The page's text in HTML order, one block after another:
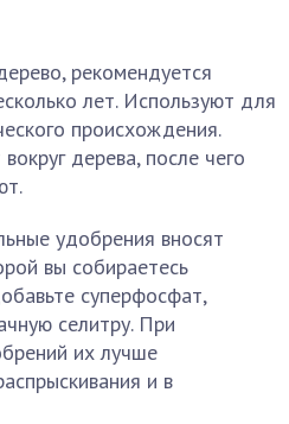
рекомендуется
лет. Используют для
происхождения.
дерева, после чего
удобрения вносят
вы собираетесь
суперфосфат,
селитру. При
их лучше
и в